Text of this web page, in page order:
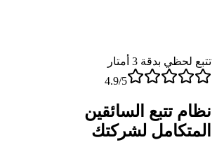
تتبع لحظي بدقة 3 أمتار
4.9/5
نظام تتبع السائقين
المتكامل لشركتك